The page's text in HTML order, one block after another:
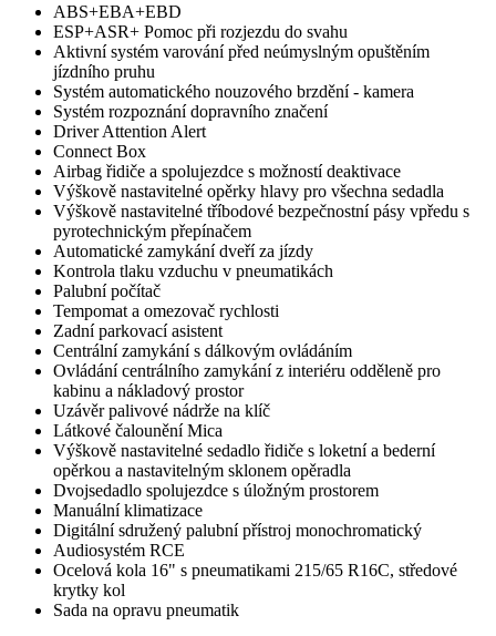
ABS+EBA+EBD
ESP+ASR+ Pomoc při rozjezdu do svahu
Aktivní systém varování před neúmyslným opuštěním
jízdního pruhu
Systém automatického nouzového brzdění - kamera
Systém rozpoznání dopravního značení
Driver Attention Alert
Connect Box
Airbag řidiče a spolujezdce s možností deaktivace
Výškově nastavitelné opěrky hlavy pro všechna sedadla
Výškově nastavitelné tříbodové bezpečnostní pásy vpředu s
pyrotechnickým přepínačem
Automatické zamykání dveří za jízdy
Kontrola tlaku vzduchu v pneumatikách
Palubní počítač
Tempomat a omezovač rychlosti
Zadní parkovací asistent
Centrální zamykání s dálkovým ovládáním
Ovládání centrálního zamykání z interiéru odděleně pro
kabinu a nákladový prostor
Uzávěr palivové nádrže na klíč
Látkové čalounění Mica
Výškově nastavitelné sedadlo řidiče s loketní a bederní
opěrkou a nastavitelným sklonem opěradla
Dvojsedadlo spolujezdce s úložným prostorem
Manuální klimatizace
Digitální sdružený palubní přístroj monochromatický
Audiosystém RCE
Ocelová kola 16" s pneumatikami 215/65 R16C, středové
krytky kol
Sada na opravu pneumatik